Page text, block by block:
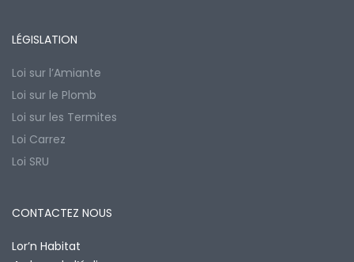
LÉGISLATION
Loi sur l’Amiante
Loi sur le Plomb
Loi sur les Termites
Loi Carrez
Loi SRU
CONTACTEZ NOUS
Lor’n Habitat